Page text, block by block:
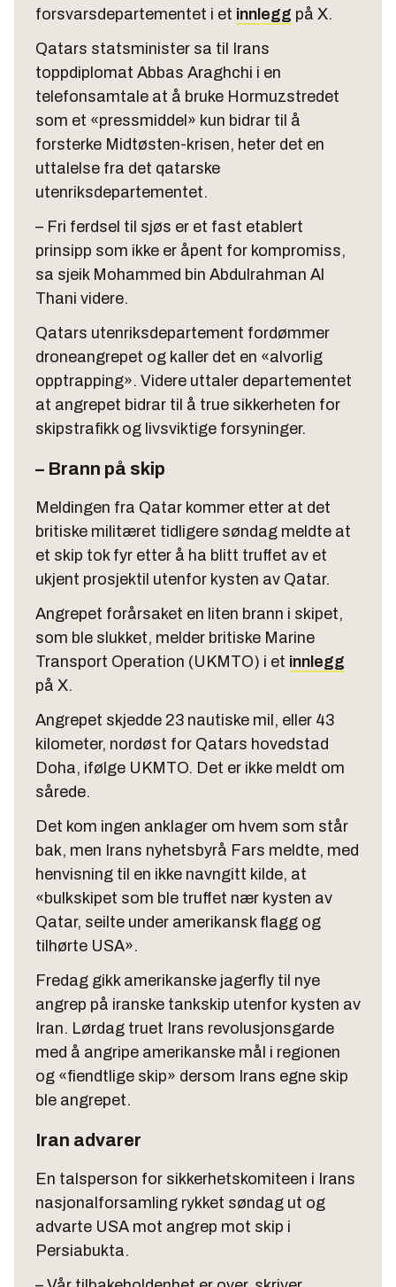
forsvarsdepartementet i et innlegg på X.
Qatars statsminister sa til Irans
toppdiplomat Abbas Araghchi i en
telefonsamtale at å bruke Hormuzstredet
som et «pressmiddel» kun bidrar til å
forsterke Midtøsten-krisen, heter det en
uttalelse fra det qatarske
utenriksdepartementet.
– Fri ferdsel til sjøs er et fast etablert
prinsipp som ikke er åpent for kompromiss,
sa sjeik Mohammed bin Abdulrahman Al
Thani videre.
Qatars utenriksdepartement fordømmer
droneangrepet og kaller det en «alvorlig
opptrapping». Videre uttaler departementet
at angrepet bidrar til å true sikkerheten for
skipstrafikk og livsviktige forsyninger.
– Brann på skip
Meldingen fra Qatar kommer etter at det
britiske militæret tidligere søndag meldte at
et skip tok fyr etter å ha blitt truffet av et
ukjent prosjektil utenfor kysten av Qatar.
Angrepet forårsaket en liten brann i skipet,
som ble slukket, melder britiske Marine
Transport Operation (UKMTO) i et innlegg
på X.
Angrepet skjedde 23 nautiske mil, eller 43
kilometer, nordøst for Qatars hovedstad
Doha, ifølge UKMTO. Det er ikke meldt om
sårede.
Det kom ingen anklager om hvem som står
bak, men Irans nyhetsbyrå Fars meldte, med
henvisning til en ikke navngitt kilde, at
«bulkskipet som ble truffet nær kysten av
Qatar, seilte under amerikansk flagg og
tilhørte USA».
Fredag gikk amerikanske jagerfly til nye
angrep på iranske tankskip utenfor kysten av
Iran. Lørdag truet Irans revolusjonsgarde
med å angripe amerikanske mål i regionen
og «fiendtlige skip» dersom Irans egne skip
ble angrepet.
Iran advarer
En talsperson for sikkerhetskomiteen i Irans
nasjonalforsamling rykket søndag ut og
advarte USA mot angrep mot skip i
Persiabukta.